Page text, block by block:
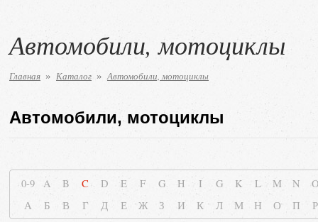
Автомобили, мотоциклы
Главная » Каталог » Автомобили, мотоциклы
Автомобили, мотоциклы
0-9 A B C D E F G H I G K L M N
А
Б В Г Д Е Ж З И К Л М Н О П Р